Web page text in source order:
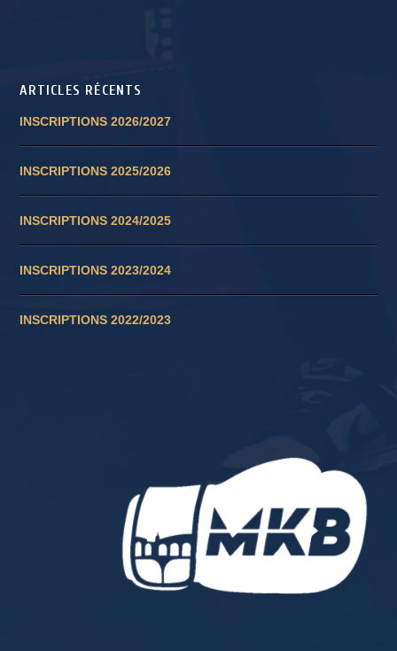
ARTICLES RÉCENTS
INSCRIPTIONS 2026/2027
INSCRIPTIONS 2025/2026
INSCRIPTIONS 2024/2025
INSCRIPTIONS 2023/2024
INSCRIPTIONS 2022/2023